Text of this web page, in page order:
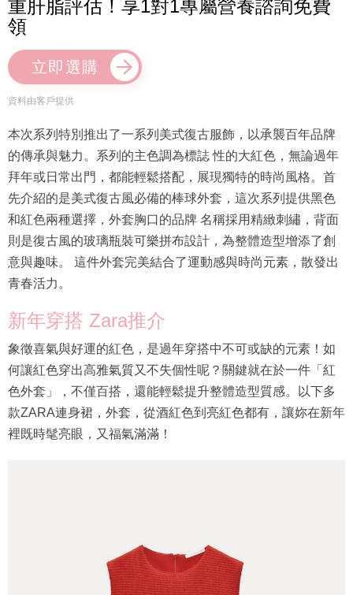
重肝脂評估！享1對1專屬營養諮詢免費
領
立即選購
資料由客戶提供
本次系列特別推出了一系列美式復古服飾，以承襲百年品牌
的傳承與魅力。系列的主色調為標誌 性的大紅色，無論過年
拜年或日常出門，都能輕鬆搭配，展現獨特的時尚風格。首
先介紹的是美式復古風必備的棒球外套，這次系列提供黑色
和紅色兩種選擇，外套胸口的品牌 名稱採用精緻刺繡，背面
則是復古風的玻璃瓶裝可樂拼布設計，為整體造型增添了創
意與趣味。 這件外套完美結合了運動感與時尚元素，散發出
青春活力。
新年穿搭 Zara推介
象徵喜氣與好運的紅色，是過年穿搭中不可或缺的元素！如
何讓紅色穿出高雅氣質又不失個性呢？關鍵就在於一件「紅
色外套」，不僅百搭，還能輕鬆提升整體造型質感。以下多
款ZARA連身裙，外套，從酒紅色到亮紅色都有，讓妳在新年
裡既時髦亮眼，又福氣滿滿！